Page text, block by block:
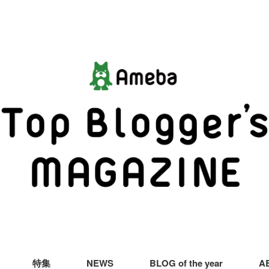
特集 NEWS BLOG of the year